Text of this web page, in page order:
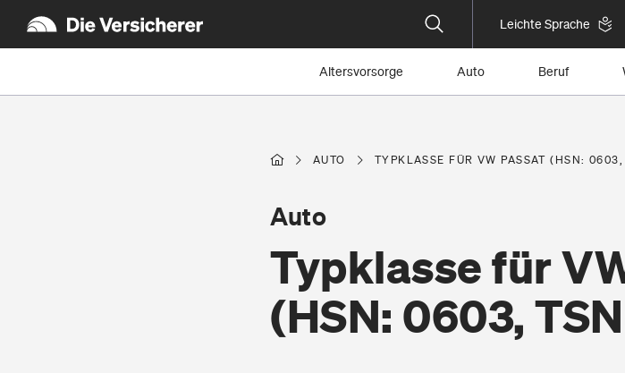
Leichte Sprache
Altersvorsorge Auto Beruf
AUTO TYPKLASSE FÜR VW PASSAT (HSN:
Typklasse für
(HSN: 0603,
Auto